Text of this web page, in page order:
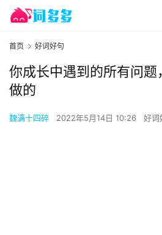
首页 好词好句
你成长中遇到的所有问
做的
魏满十四碎 2022年5月14日 10:26 好词